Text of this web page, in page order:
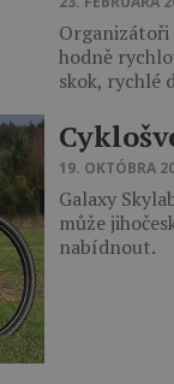
hodně
skok, rychlé
19. OKTÓBRA
Galaxy
může
nabídnout.